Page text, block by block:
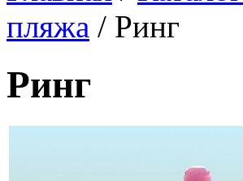
пляжа / Ринг
Ринг